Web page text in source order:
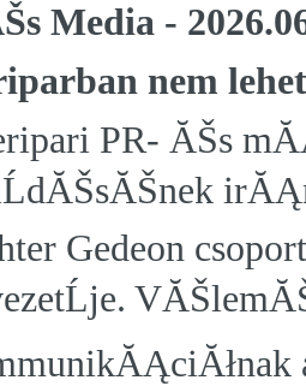
Media -
nem
PR- ĂŠs
Gedeon